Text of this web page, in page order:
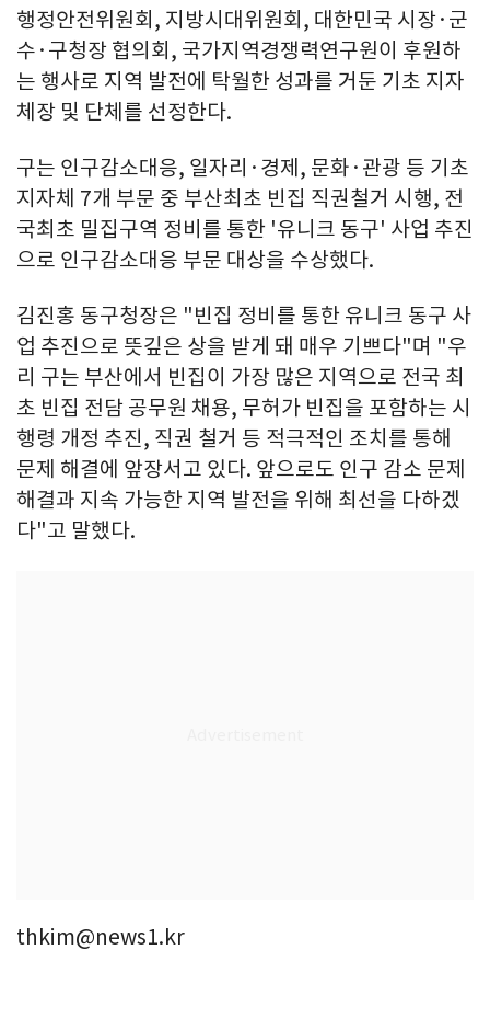
행정안전위원회, 지방시대위원회, 대한민국 시장·군
수·구청장 협의회, 국가지역경쟁력연구원이 후원하
는 행사로 지역 발전에 탁월한 성과를 거둔 기초 지자
체장 및 단체를 선정한다.
구는 인구감소대응, 일자리·경제, 문화·관광 등 기초
지자체 7개 부문 중 부산최초 빈집 직권철거 시행, 전
국최초 밀집구역 정비를 통한 '유니크 동구' 사업 추진
으로 인구감소대응 부문 대상을 수상했다.
김진홍 동구청장은 "빈집 정비를 통한 유니크 동구 사
업 추진으로 뜻깊은 상을 받게 돼 매우 기쁘다"며 "우
리 구는 부산에서 빈집이 가장 많은 지역으로 전국 최
초 빈집 전담 공무원 채용, 무허가 빈집을 포함하는 시
행령 개정 추진, 직권 철거 등 적극적인 조치를 통해
문제 해결에 앞장서고 있다. 앞으로도 인구 감소 문제
해결과 지속 가능한 지역 발전을 위해 최선을 다하겠
다"고 말했다.
thkim@news1.kr